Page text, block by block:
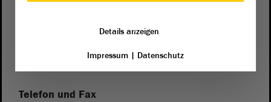
Auf Google Maps
Telefon und Fax
Details anzeigen
Impressum| Datenschutz